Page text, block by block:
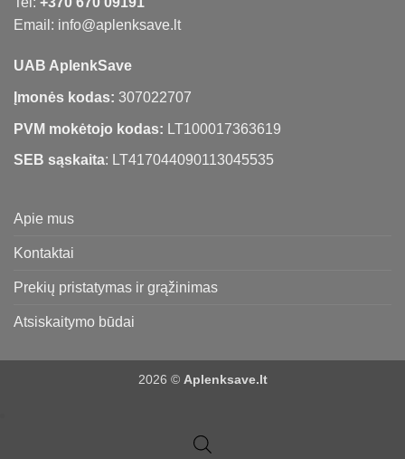
Email: info@aplenksave.lt
UAB AplenkSave
Įmonės kodas: 307022707
PVM mokėtojo kodas: LT100017363619
SEB sąskaita: LT417044090113045535
Apie mus
Kontaktai
Prekių pristatymas ir grąžinimas
Atsiskaitymo būdai
2026 © Aplenksave.lt